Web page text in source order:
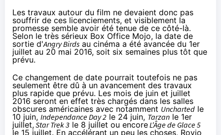
Les travaux autour du film ne devaient donc pas
souffrir de ces licenciements, et visiblement la
promesse semble avoir été tenue de ce côté-là.
Selon le très sérieux Box Office Mojo, la date de
sortie d'Angry Birds au cinéma a été avancée du 1er
juillet au 20 mai 2016, soit six semaines plus tôt que
prévu.
Ce changement de date pourrait toutefois ne pas
seulement être dû à un avancement des travaux
plus rapide que prévu. Les mois de juin et juillet
2016 seront en effet très chargés dans les salles
obscures américaines avec notamment Uncharted le
10 juin, Independance Day 2 le 24 juin, Tarzan le 1er
juillet,Star Trek 3 le 8 juillet ou encoreL'Âge de Glace 5
le 15 juillet. En accélérant un peu les choses, Rovio